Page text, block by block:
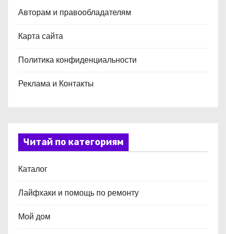
Авторам и правообладателям
Карта сайта
Политика конфиденциальности
Реклама и Контакты
Читай по категориям
Каталог
Лайфхаки и помощь по ремонту
Мой дом